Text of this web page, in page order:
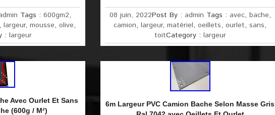
Tags :600gm2,
largeur, mousse, olive,
: largeur
08 juin, 2022Post By : admin Tags : avec, bache,
camion,largeur,matériel,oeillets,ourlet,sans,
toitCategory : largeur
Avec Ourlet Et Sans
(600g / M²)
6m Largeur PVC Camion Bache Selon Masse Gris